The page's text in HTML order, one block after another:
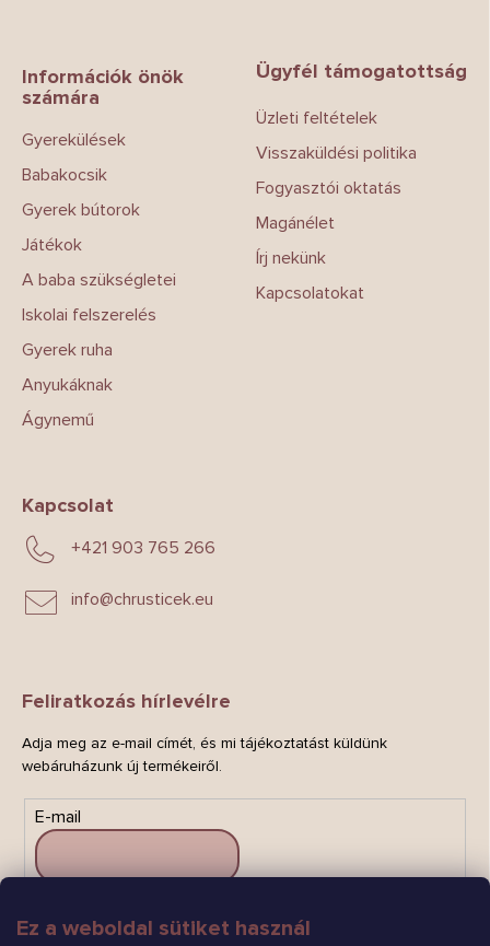
Ez a weboldal sütiket használ
Információk önök
számára
Gyerekülések
Babakocsik
Gyerek bútorok
Játékok
A baba szükségletei
Iskolai felszerelés
Gyerek ruha
Anyukáknak
Ágynemű
Ügyfél támogatottság
Üzleti feltételek
Visszaküldési politika
Fogyasztói oktatás
Magánélet
Írj nekünk
Kapcsolatokat
Kapcsolat
info@chrusticek.eu
+421 903 765 266
Feliratkozás hírlevélre
Adja meg az e-mail címét, és mi tájékoztatást küldünk
webáruházunk új termékeiről.
E-mail
FELIRATKOZÁS